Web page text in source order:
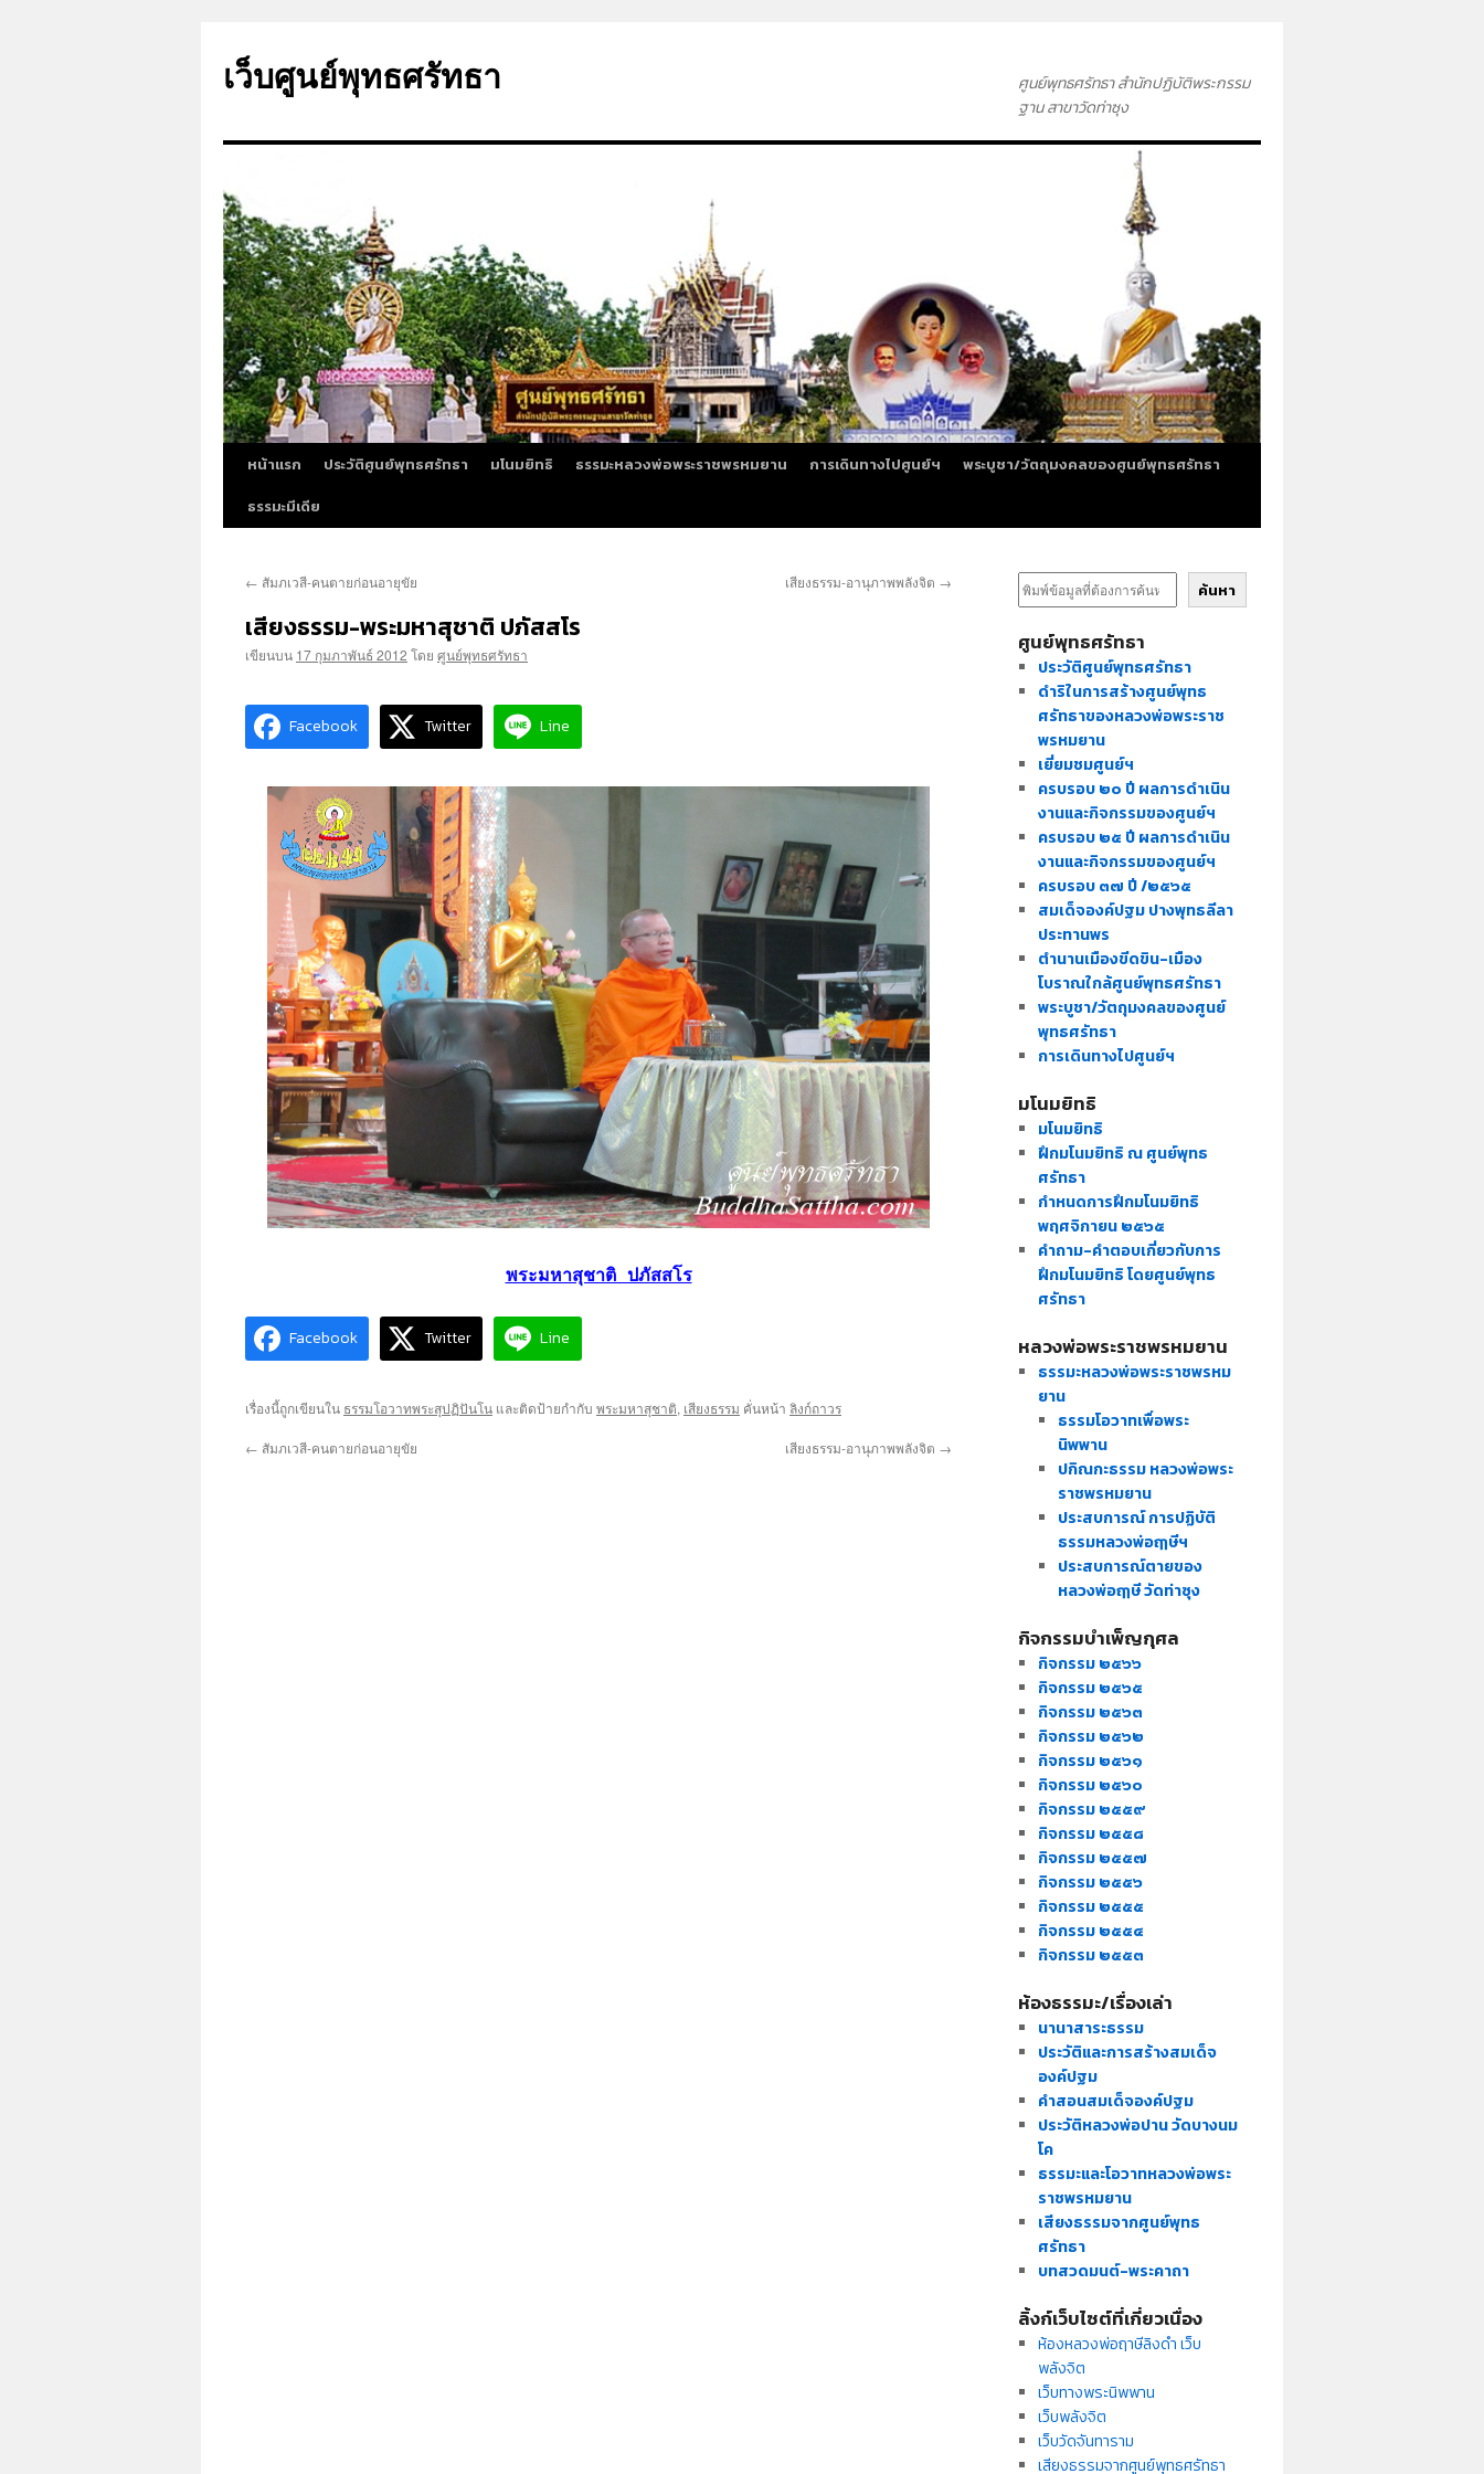
ยัง
เว็บศูนย์พุทธศรัทธา
ศูนย์พุทธศรัทธา สำนักปฏิบัติพระกรรม
ฐาน สาขาวัดท่าซุง
หน้าแรก ประวัติศูนย์พุทธศรัทธา มโนมยิทธิ ธรรมะหลวงพ่อพระราชพรหมยาน การเดินทางไปศูนย์ฯ
พระบูชา/วัตถุมงคลของศูนย์พุทธศรัทธา
ธรรมะมีเดีย
← สัมภเวสี-คนตายก่อนอายุขัย เสียงธรรม-อานุภาพพลังจิต →
เสียงธรรม-พระมหาสุชาติ ปภัสสโร
เขียนบน 17 กุมภาพันธ์ 2012 โดย ศูนย์พุทธศรัทธา
Facebook Twitter Line
พระมหาสุชาติ ปภัสสโร
Facebook Twitter Line
เรื่องนี้ถูกเขียนใน ธรรมโอวาทพระสุปฏิปันโน และติดป้ายกำกับ พระมหาสุชาติ, เสียงธรรม คั่นหน้า ลิงก์ถาวร
← สัมภเวสี-คนตายก่อนอายุขัย เสียงธรรม-อานุภาพพลังจิต →
ค้นหา
ศูนย์พุทธศรัทธา
ประวัติศูนย์พุทธศรัทธา
ดำริในการสร้างศูนย์พุทธ
ศรัทธาของหลวงพ่อพระราช
พรหมยาน
เยี่ยมชมศูนย์ฯ
ครบรอบ ๒๐ ปี ผลการดำเนิน
งานและกิจกรรมของศูนย์ฯ
ครบรอบ ๒๕ ปี ผลการดำเนิน
งานและกิจกรรมของศูนย์ฯ
ครบรอบ ๓๗ ปี /๒๕๖๕
สมเด็จองค์ปฐม ปางพุทธลีลา
ประทานพร
ตำนานเมืองขีดขิน-เมือง
โบราณใกล้ศูนย์พุทธศรัทธา
พระบูชา/วัตถุมงคลของศูนย์
พุทธศรัทธา
การเดินทางไปศูนย์ฯ
มโนมยิทธิ
มโนมยิทธิ
ฝึกมโนมยิทธิ ณ ศูนย์พุทธ
ศรัทธา
กำหนดการฝึกมโนมยิทธิ
พฤศจิกายน ๒๕๖๕
คำถาม-คำตอบเกี่ยวกับการ
ฝึกมโนมยิทธิ โดยศูนย์พุทธ
ศรัทธา
หลวงพ่อพระราชพรหมยาน
ธรรมะหลวงพ่อพระราชพรหม
ยาน
ธรรมโอวาทเพื่อพระ
นิพพาน
ปกิณกะธรรม หลวงพ่อพระ
ราชพรหมยาน
ประสบการณ์ การปฏิบัติ
ธรรมหลวงพ่อฤๅษีฯ
ประสบการณ์ตายของ
หลวงพ่อฤๅษี วัดท่าซุง
กิจกรรมบำเพ็ญกุศล
กิจกรรม ๒๕๖๖
กิจกรรม ๒๕๖๕
กิจกรรม ๒๕๖๓
กิจกรรม ๒๕๖๒
กิจกรรม ๒๕๖๑
กิจกรรม ๒๕๖๐
กิจกรรม ๒๕๕๙
กิจกรรม ๒๕๕๘
กิจกรรม ๒๕๕๗
กิจกรรม ๒๕๕๖
กิจกรรม ๒๕๕๕
กิจกรรม ๒๕๕๔
กิจกรรม ๒๕๕๓
ห้องธรรมะ/เรื่องเล่า
นานาสาระธรรม
ประวัติและการสร้างสมเด็จ
องค์ปฐม
คำสอนสมเด็จองค์ปฐม
ประวัติหลวงพ่อปาน วัดบางนม
โค
ธรรมะและโอวาทหลวงพ่อพระ
ราชพรหมยาน
เสียงธรรมจากศูนย์พุทธ
ศรัทธา
บทสวดมนต์-พระคาถา
ลิ้งก์เว็บไซต์ที่เกี่ยวเนื่อง
ห้องหลวงพ่อฤาษีลิงดำ เว็บ
พลังจิต
เว็บทางพระนิพพาน
เว็บพลังจิต
เว็บวัดจันทาราม
เสียงธรรมจากศูนย์พุทธศรัทธา